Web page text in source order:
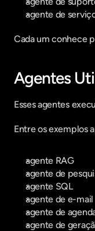
agente de
Cada um conhece
Agentes
Esses agentes
Entre os exemplos
agente RAG
agente de
agente SQL
agente de e-mail
agente de
agente de